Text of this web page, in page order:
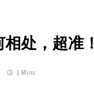
处，超准！
1 Mins